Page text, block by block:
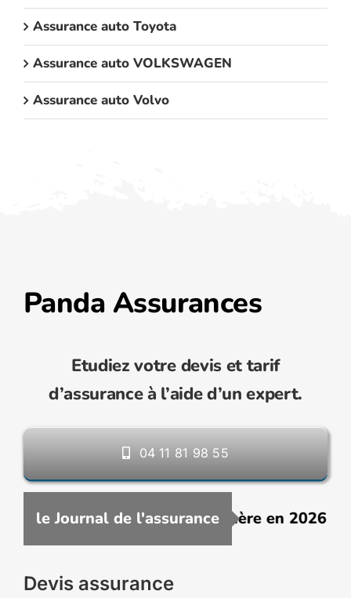
Assurance auto Toyota
Assurance auto VOLKSWAGEN
Assurance auto Volvo
Panda Assurances
Etudiez votre devis et tarif
d’assurance à l’aide d’un expert.
04 11 81 98 55
le Journal de l'assurance
assurance VTC moins chère en 2026 :
Devis assurance